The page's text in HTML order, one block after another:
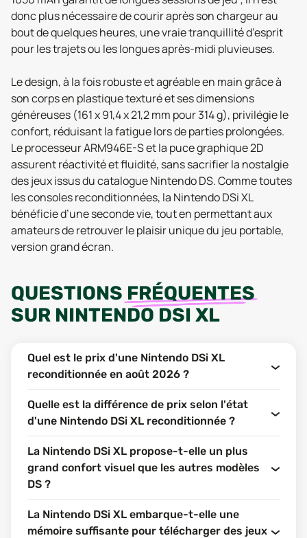
donc plus nécessaire de courir après son chargeur au
bout de quelques heures, une vraie tranquillité d’esprit
pour les trajets ou les longues après-midi pluvieuses.
Le design, à la fois robuste et agréable en main grâce à
son corps en plastique texturé et ses dimensions
généreuses (161 x 91,4 x 21,2 mm pour 314 g), privilégie le
confort, réduisant la fatigue lors de parties prolongées.
Le processeur ARM946E-S et la puce graphique 2D
assurent réactivité et fluidité, sans sacrifier la nostalgie
des jeux issus du catalogue Nintendo DS. Comme toutes
les consoles reconditionnées, la Nintendo DSi XL
bénéficie d’une seconde vie, tout en permettant aux
amateurs de retrouver le plaisir unique du jeu portable,
version grand écran.
QUESTIONS FRÉQUENTES
SUR NINTENDO DSI XL
Quel est le prix d'une Nintendo DSi XL
reconditionnée en août 2026 ?
Quelle est la différence de prix selon l'état
d'une Nintendo DSi XL reconditionnée ?
La Nintendo DSi XL propose-t-elle un plus
grand confort visuel que les autres modèles
DS ?
La Nintendo DSi XL embarque-t-elle une
mémoire suffisante pour télécharger des jeux